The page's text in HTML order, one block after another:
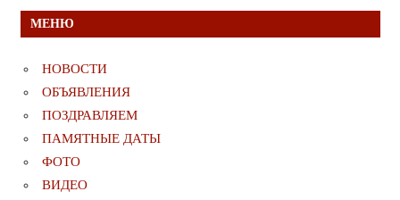
МЕНЮ
НОВОСТИ
ОБЪЯВЛЕНИЯ
ПОЗДРАВЛЯЕМ
ПАМЯТНЫЕ ДАТЫ
ФОТО
ВИДЕО